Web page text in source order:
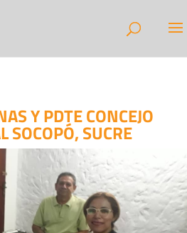
Y PDTE CONCEJO
SOCOPÓ, SUCRE